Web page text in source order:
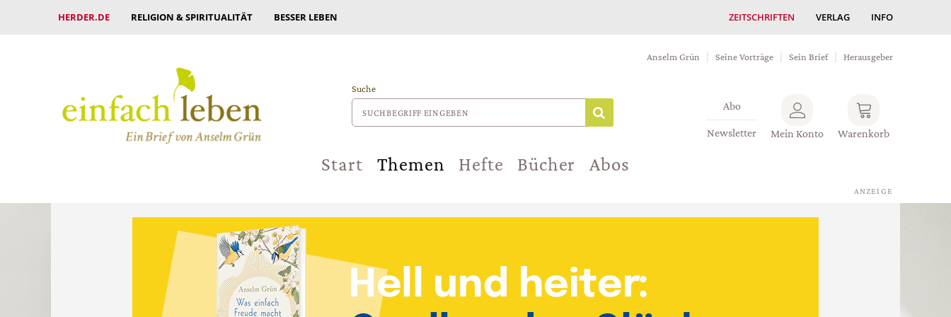
HERDER.DE RELIGION & SPIRITUALITÄT BESSER LEBEN ZEITSCHRIFTEN VERLAG INFO
Anselm Grün Seine Vorträge Sein Brief Herausgeber
Suche
Abo
Newsletter Mein Konto Warenkorb
Start Themen Hefte Bücher Abos